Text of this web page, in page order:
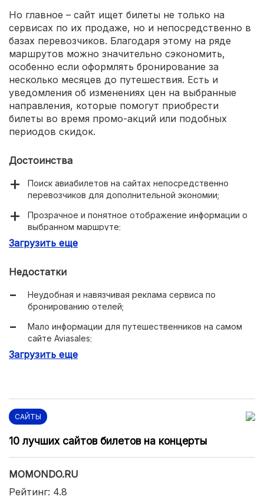
Но главное – сайт ищет билеты не только на
сервисах по их продаже, но и непосредственно в
базах перевозчиков. Благодаря этому на ряде
маршрутов можно значительно сэкономить,
особенно если оформлять бронирование за
несколько месяцев до путешествия. Есть и
уведомления об изменениях цен на выбранные
направления, которые помогут приобрести
билеты во время промо-акций или подобных
периодов скидок.
Достоинства
Поиск авиабилетов на сайтах непосредственно
перевозчиков для дополнительной экономии;
Прозрачное и понятное отображение информации о
выбранном маршруте;
Возможность посмотреть среднюю цену на билет
Загрузить еще
Недостатки
Неудобная и навязчивая реклама сервиса по
бронированию отелей;
Мало информации для путешественников на самом
сайте Aviasales;
Много ненужных и даже раздражающих электронных
Загрузить еще
САЙТЫ
10 лучших сайтов билетов на концерты
MOMONDO.RU
Рейтинг: 4.8